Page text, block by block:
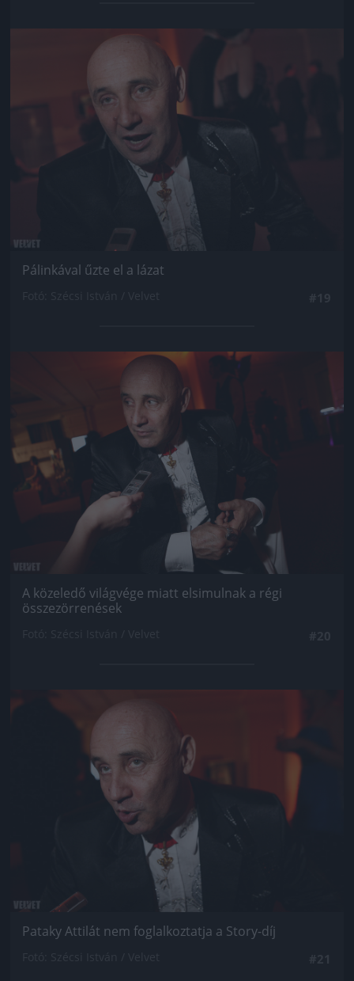
Jön még kép!
Pálinkával űzte el a lázat
Jön még kép!
A közeledő világvége miatt elsimulnak a régi
összezörrenések
Jön még kép!
Pataky Attilát nem foglalkoztatja a Story-díj